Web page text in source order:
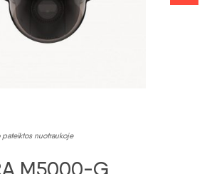
pateiktos nuotraukoje